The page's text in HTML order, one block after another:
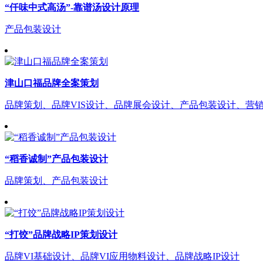
“仟味中式高汤”-靠谱汤设计原理
产品包装设计
津山口福品牌全案策划
品牌策划、品牌VIS设计、品牌展会设计、产品包装设计、营
“稻香诚制”产品包装设计
品牌策划、产品包装设计
“打饺”品牌战略IP策划设计
品牌VI基础设计、品牌VI应用物料设计、品牌战略IP设计